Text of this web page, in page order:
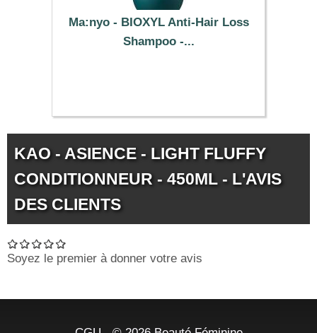
Ma:nyo - BIOXYL Anti-Hair Loss
Shampoo -...
KAO - ASIENCE - LIGHT FLUFFY
CONDITIONNEUR - 450ML - L'AVIS
DES CLIENTS
Soyez le premier à donner votre avis